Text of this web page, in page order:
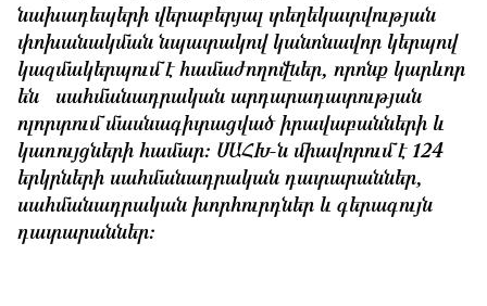
նախադեպերի վերաբերյալ տեղեկատվության
փոխանակման նպատակով կանոնավոր կերպով
կազմակերպում է համաժողովներ, որոնք կարևոր
են սահմանադրական արդարադատության
ոլորտում մասնագիտացված իրավաբանների և
կառույցների համար: ՍԱՀԽ-ն միավորում է 124
երկրների սահմանադրական դատարաններ,
սահմանադրական խորհուրդներ և գերագույն
դատարաններ: